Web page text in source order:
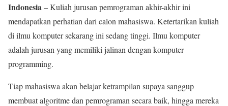
Indonesia– Kuliah jurusan pemrograman akhir-akhir ini
mendapatkan perhatian dari calon mahasiswa. Ketertarikan kuliah
di ilmu komputer sekarang ini sedang tinggi. Ilmu komputer
adalah jurusan yang memiliki jalinan dengan komputer
programming.
Tiap mahasiswa akan belajar ketrampilan supaya sanggup
membuat algoritme dan pemrograman secara baik, hingga mereka